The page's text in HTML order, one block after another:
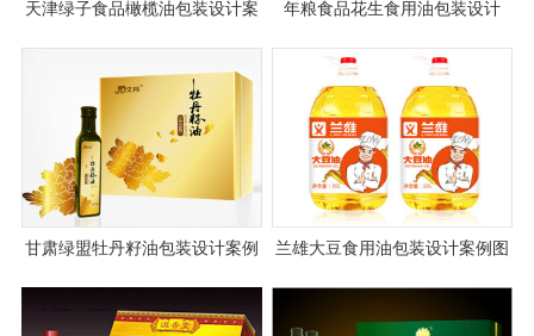
天津绿子食品橄榄油包装设计案
年粮食品花生食用油包装设计
甘肃绿盟牡丹籽油包装设计案例
兰雄大豆食用油包装设计案例图